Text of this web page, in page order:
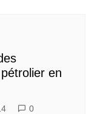
en
0